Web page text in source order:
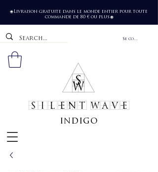
🌐 Livraison gratuite dans le monde entier pour toute
commande de 80 € ou plus 🌐
Se connecter
SILENT WAVE
indigo